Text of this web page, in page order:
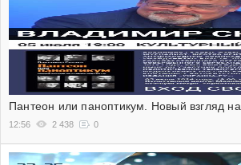
Пантеон или паноптикум. Новый взгляд
12:56 2 438 0